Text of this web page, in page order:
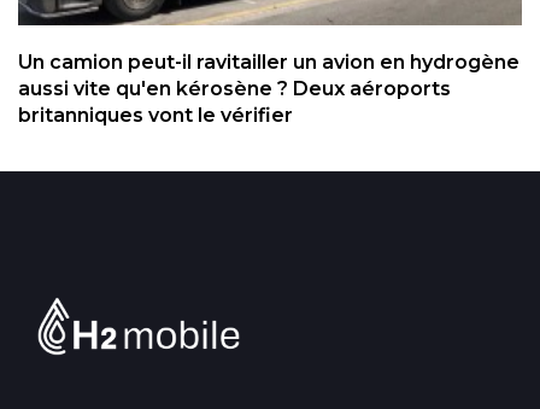
Un camion peut-il ravitailler un avion en hydrogène
aussi vite qu'en kérosène ? Deux aéroports
britanniques vont le vérifier